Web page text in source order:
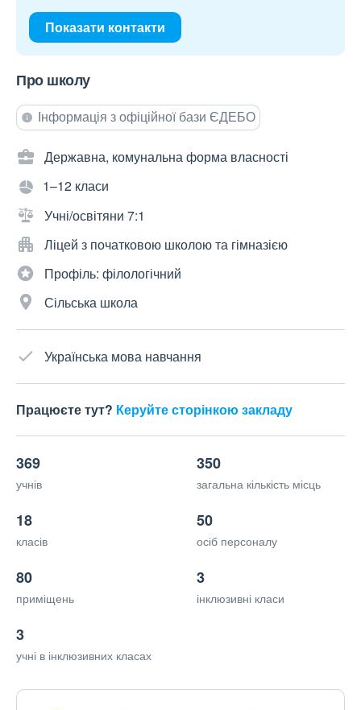
Показати контакти
Про школу
Інформація з офіційної бази ЄДЕБО
Державна, комунальна форма власності
1–12 класи
Учні/освітяни 7:1
Ліцей з початковою школою та гімназією
Профіль: філологічний
Сільська школа
Українська мова навчання
Працюєте тут? Керуйте сторінкою закладу
369
учнів
350
загальна кількість місць
18
класів
50
осіб персоналу
80
приміщень
3
інклюзивні класи
3
учні в інклюзивних класах